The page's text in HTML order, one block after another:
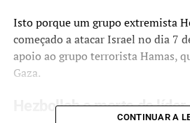
Isto porque um grupo extremista
começado a atacar Israel no dia 7
apoio ao grupo terrorista Hamas,
Gaza.
Hezbollah e morte de líder
CONTINUAR A